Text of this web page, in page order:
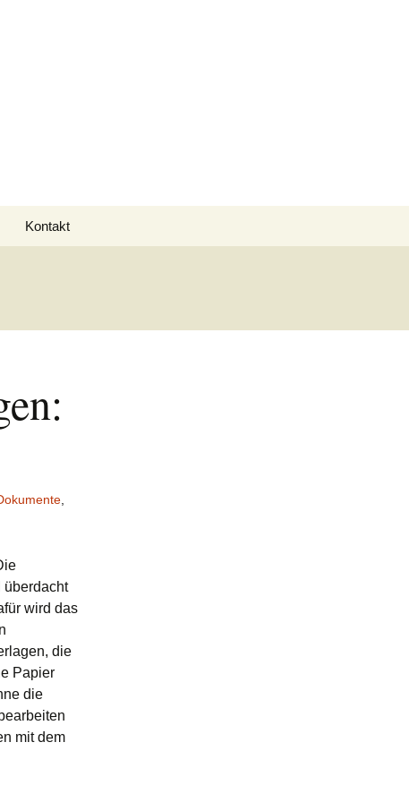
Kontakt
überdacht
wird das
die
Papier
die
mit dem